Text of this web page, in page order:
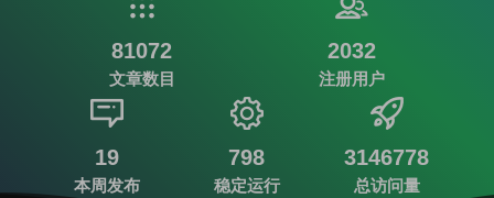
81072
文章数目
2032
注册用户
19
本周发布
798
稳定运行
3146778
总访问量